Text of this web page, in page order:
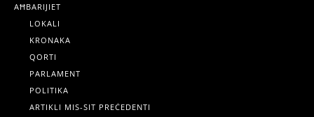
AĦBARIJIET
LOKALI
KRONAKA
QORTI
PARLAMENT
POLITIKA
ARTIKLI MIS-SIT PREĊEDENTI